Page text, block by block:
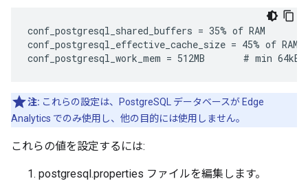
conf_postgresql_shared_buffers = 35% of RAM      #
conf_postgresql_effective_cache_size = 45% of RAM
conf_postgresql_work_mem = 512MB       # min 64kB
注: これらの設定は、PostgreSQL データベースが Edge
Analytics でのみ使用し、他の目的には使用しません。
これらの値を設定するには:
postgresql.properties ファイルを編集します。